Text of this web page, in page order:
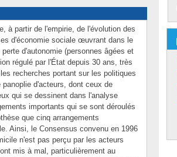
à partir de l'empirie, de l'évolution des
d'économie sociale œuvrant dans le
d'autonomie (personnes âgées et
régulé par l'État depuis 30 ans, très
recherches portant sur les politiques
d'acteurs, dont ceux de
qui se dessinent dans l'analyse
importants qui se sont déroulés
que cinq arrangements
Ainsi, le Consensus convenu en 1996
n'est pas perçu par les acteurs
mis à mal, particulièrement au